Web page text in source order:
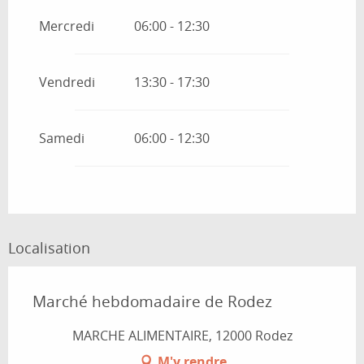
MERCREDI 21 JANVIER 2026
VENDREDI 23 JANVIER 2026
SAMEDI 24 JANVIER 2026
Mercredi 06:00 - 12:30
Vendredi 13:30 - 17:30
Samedi 06:00 - 12:30
Localisation
Marché hebdomadaire de Rodez
MARCHE ALIMENTAIRE, 12000 Rodez